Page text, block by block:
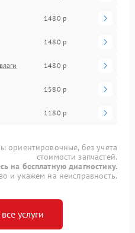
1480 р
1480 р
1480 р
1580 р
1180 р
ориентировочные, без учета
стоимости запчастей.
на бесплатную диагностику.
и укажем на неисправность.
услуги